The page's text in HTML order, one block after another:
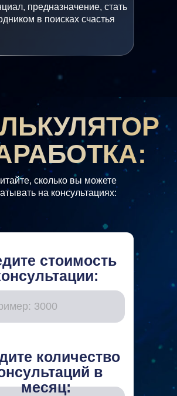
предназначение, стать
в поисках счастья
сколько вы можете
на консультациях:
стоимость
количество
в
месяц: